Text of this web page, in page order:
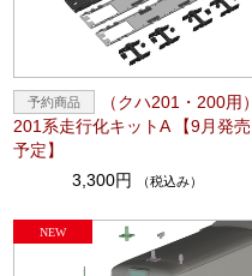
（クハ201・200用）
201系走行化キットA 【9月発売
予定】
3,300円
（税込み）